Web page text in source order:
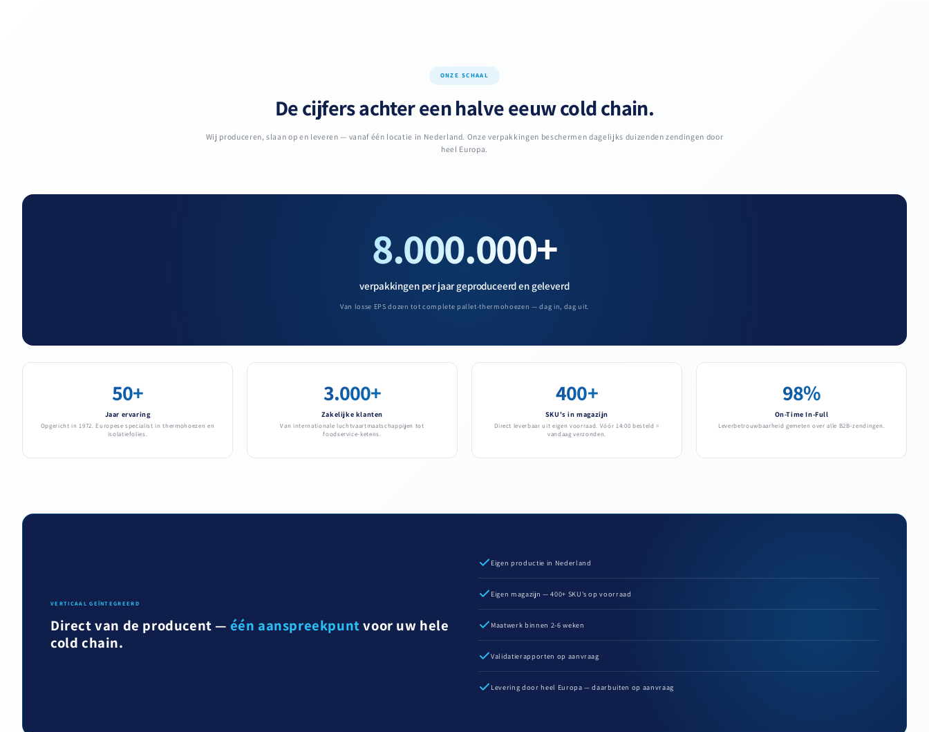
ONZE SCHAAL
De cijfers achter een halve eeuw cold chain.
Wij produceren, slaan op en leveren — vanaf één locatie in Nederland. Onze verpakkingen beschermen dagelijks duizenden zendingen door
heel Europa.
8.000.000+
verpakkingen per jaar geproduceerd en geleverd
Van losse EPS dozen tot complete pallet-thermohoezen — dag in, dag uit.
50+
Jaar ervaring
Opgericht in 1972. Europese specialist in thermohoezen en
isolatiefolies.
3.000+
Zakelijke klanten
Van internationale luchtvaartmaatschappijen tot
foodservice-ketens.
400+
SKU's in magazijn
Direct leverbaar uit eigen voorraad. Vóór 14:00 besteld =
vandaag verzonden.
98%
On-Time In-Full
Leverbetrouwbaarheid gemeten over alle B2B-zendingen.
VERTICAAL GEÏNTEGREERD
Direct van de producent — één aanspreekpuntvoor uw hele
cold chain.
Eigen productie in Nederland
Eigen magazijn — 400+ SKU's op voorraad
Maatwerk binnen 2-6 weken
Validatierapporten op aanvraag
Levering door heel Europa — daarbuiten op aanvraag